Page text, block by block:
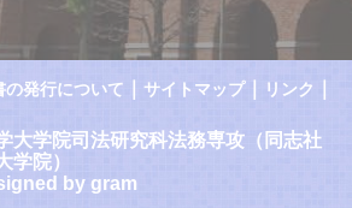
の発行について サイトマップ｜ リンク
大学院司法研究科法務専攻（同志社
学院）
by gram